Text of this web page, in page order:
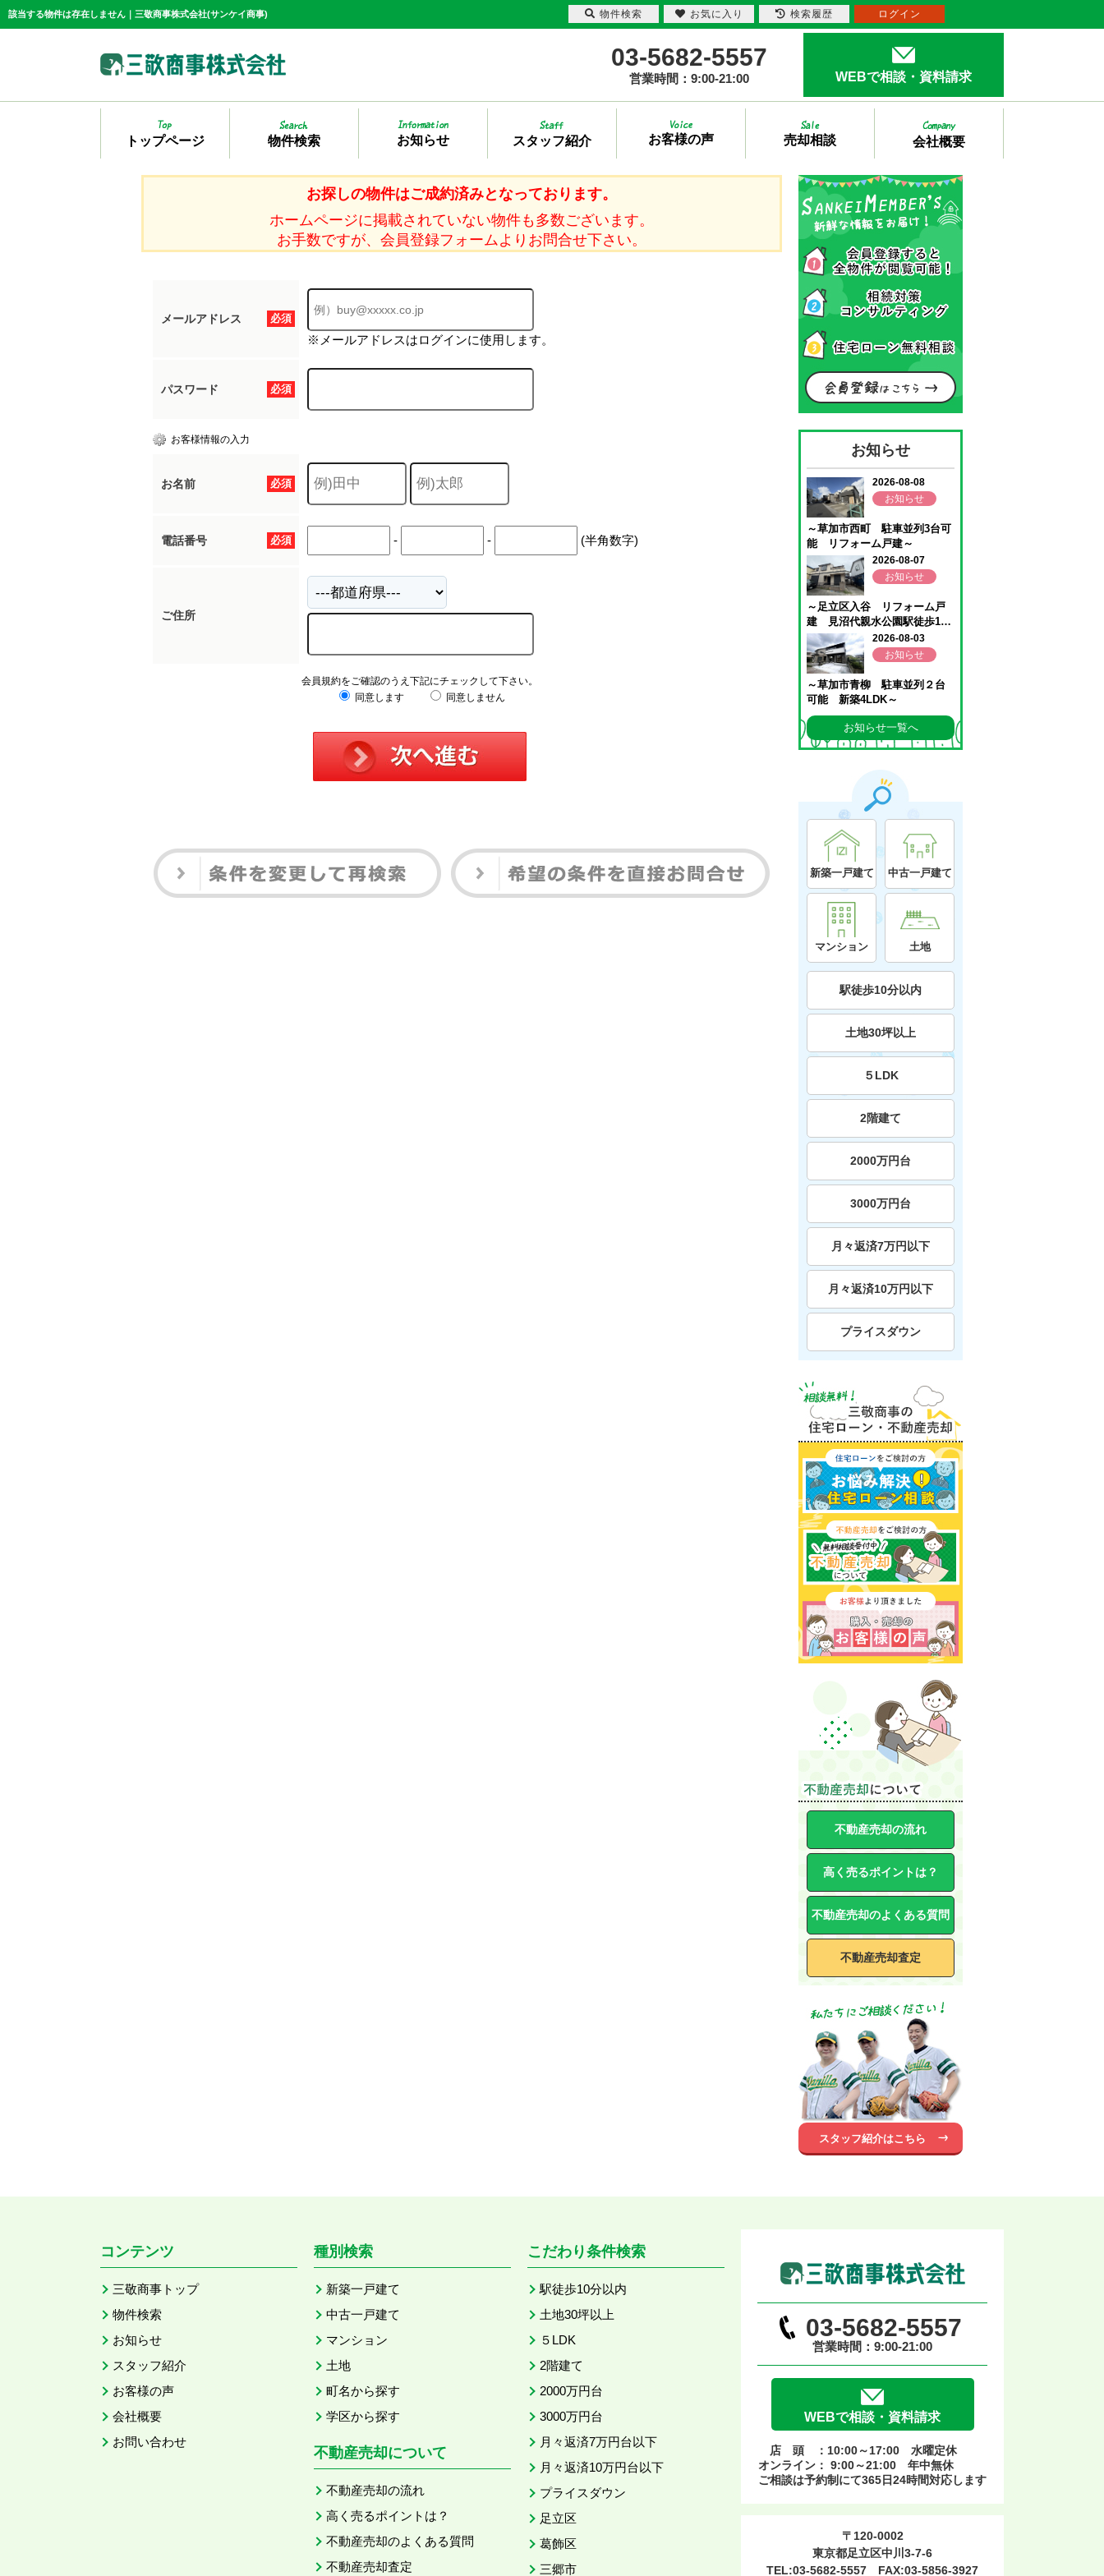
該当する物件は存在しません｜三敬商事株式会社(サンケイ商事)
03-5682-5557
営業時間：9:00-21:00 WEBで相談・資料請求
トップページ 物件検索 お知らせ スタッフ紹介 お客様の声 売却相談 会社概要
お探しの物件はご成約済みとなっております。
ホームページに掲載されていない物件も多数ございます。
お手数ですが、会員登録フォームよりお問合せ下さい。
必須
メールアドレス
※メールアドレスはログインに使用します。
必須
パスワード
お客様情報の入力
必須
お名前
必須
電話番号 - - (半角数字)
ご住所
会員規約をご確認のうえ下記にチェックして下さい。
同意します
同意しません
お知らせ
お知らせ一覧へ
新築一戸建て 中古一戸建て
マンション 土地
駅徒歩10分以内
土地30坪以上
５LDK
2階建て
2000万円台
3000万円台
月々返済7万円以下
月々返済10万円以下
プライスダウン
不動産売却の流れ
高く売るポイントは？
不動産売却のよくある質問
不動産売却査定
スタッフ紹介はこちら
コンテンツ
三敬商事トップ
物件検索
お知らせ
スタッフ紹介
お客様の声
会社概要
お問い合わせ
種別検索
新築一戸建て
中古一戸建て
マンション
土地
町名から探す
学区から探す
不動産売却について
不動産売却の流れ
高く売るポイントは？
不動産売却のよくある質問
不動産売却査定
こだわり条件検索
駅徒歩10分以内
土地30坪以上
５LDK
2階建て
2000万円台
3000万円台
月々返済7万円台以下
月々返済10万円台以下
プライスダウン
足立区
葛飾区
三郷市
03-5682-5557
営業時間：9:00-21:00
WEBで相談・資料請求
店 頭 ：10:00～17:00 水曜定休
オンライン： 9:00～21:00 年中無休
ご相談は予約制にて365日24時間対応します
〒120-0002
東京都足立区中川3-7-6
TEL:03-5682-5557 FAX:03-5856-3927
物件検索 お気に入り 検索履歴 ログイン